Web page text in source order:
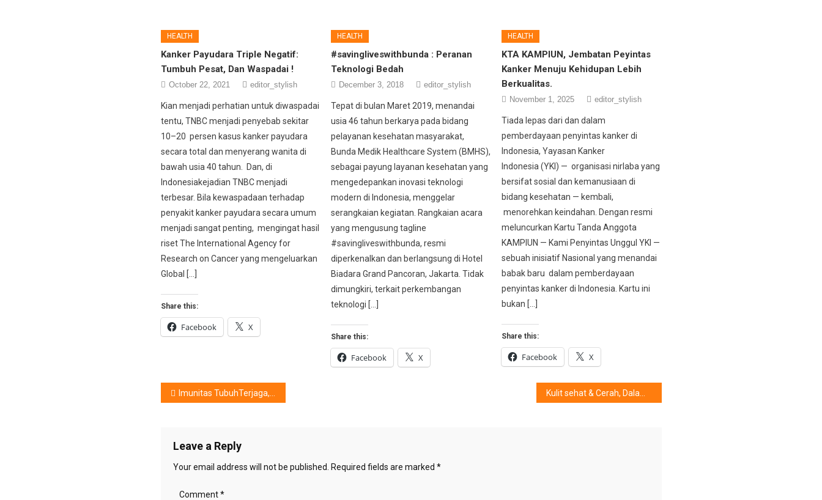
HEALTH
Kanker Payudara Triple Negatif:
Tumbuh Pesat, Dan Waspadai !
October 22, 2021 editor_stylish
Kian menjadi perhatian untuk diwaspadai
tentu, TNBC menjadi penyebab sekitar
10–20 persen kasus kanker payudara
secara total dan menyerang wanita di
bawah usia 40 tahun. Dan, di
Indonesiakejadian TNBC menjadi
terbesar. Bila kewaspadaan terhadap
penyakit kanker payudara secara umum
menjadi sangat penting, mengingat hasil
riset The International Agency for
Research on Cancer yang mengeluarkan
Global […]
Share this:
Facebook X
HEALTH
#savingliveswithbunda : Peranan
Teknologi Bedah
December 3, 2018 editor_stylish
Tepat di bulan Maret 2019, menandai
usia 46 tahun berkarya pada bidang
pelayanan kesehatan masyarakat,
Bunda Medik Healthcare System (BMHS),
sebagai payung layanan kesehatan yang
mengedepankan inovasi teknologi
modern di Indonesia, menggelar
serangkaian kegiatan. Rangkaian acara
yang mengusung tagline
#savingliveswithbunda, resmi
diperkenalkan dan berlangsung di Hotel
Biadara Grand Pancoran, Jakarta. Tidak
dimungkiri, terkait perkembangan
teknologi […]
Share this:
Facebook X
HEALTH
KTA KAMPIUN, Jembatan Peyintas
Kanker Menuju Kehidupan Lebih
Berkualitas.
November 1, 2025 editor_stylish
Tiada lepas dari dan dalam
pemberdayaan penyintas kanker di
Indonesia, Yayasan Kanker
Indonesia (YKI) — organisasi nirlaba yang
bersifat sosial dan kemanusiaan di
bidang kesehatan — kembali,
menorehkan keindahan. Dengan resmi
meluncurkan Kartu Tanda Anggota
KAMPIUN — Kami Penyintas Unggul YKI —
sebuah inisiatif Nasional yang menandai
babak baru dalam pemberdayaan
penyintas kanker di Indonesia. Kartu ini
bukan […]
Share this:
Facebook X
Post
Imunitas TubuhTerjaga, Faktor Apa Saja Yang Diperlukan ?
Leave a Reply
Your email address will not be published. Required fields are marked *
Comment*